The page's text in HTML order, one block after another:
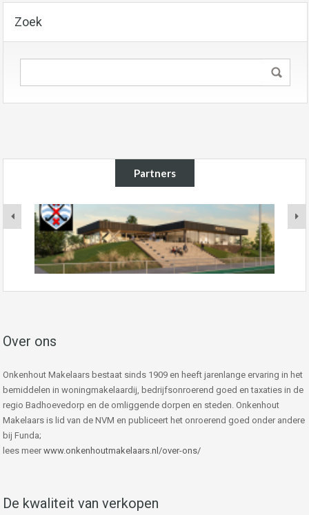
Zoek
Partners
Over ons
Onkenhout Makelaars bestaat sinds 1909 en heeft jarenlange ervaring in het
bemiddelen in woningmakelaardij, bedrijfsonroerend goed en taxaties in de
regio Badhoevedorp en de omliggende dorpen en steden. Onkenhout
Makelaars is lid van de NVM en publiceert het onroerend goed onder andere
bij Funda;
lees meer www.onkenhoutmakelaars.nl/over-ons/
De kwaliteit van verkopen